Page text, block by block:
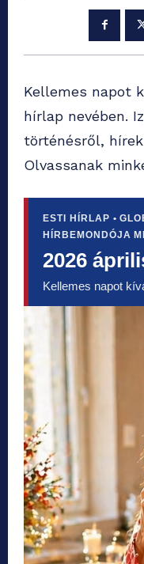
Kellemes napot
hírlap nevében.
történésről,
Olvassanak
ESTI HÍRLAP •
HÍRBEMONDÓJA
2026
Kellemes napot